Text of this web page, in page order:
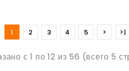
1 2 3 4 5 > >|
с 1 по 12 из 56 (всего 5